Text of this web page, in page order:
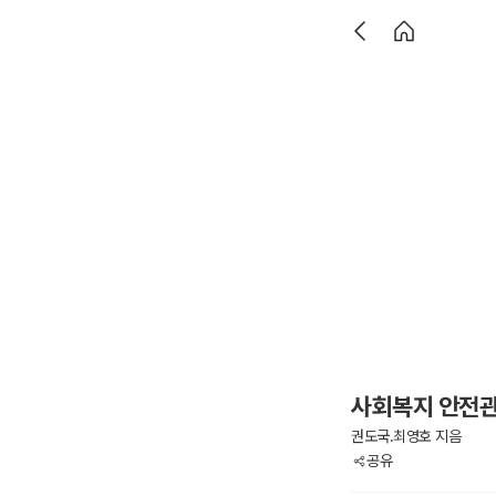
사회복지 안전
권도국.최영호 지음
공유